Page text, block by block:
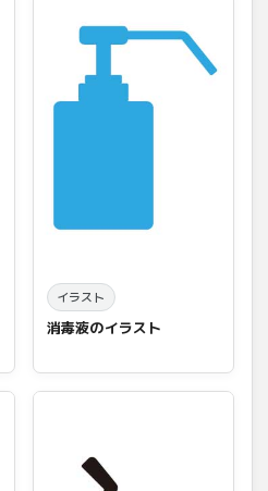
イラスト
消毒液のイラスト